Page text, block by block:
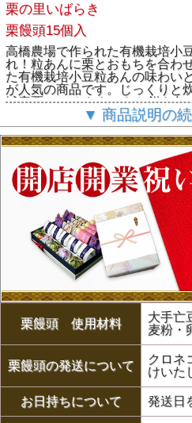
栗の里いばらき
栗饅頭15個入
高橋農場で作られた有機栽培小
れ！粒あんに栗とおもちを合わ
た有機栽培小豆粒あんの味わい
が人気の商品です。じっくりと
城産栗と やわらかなお餅を包
方には特にお勧めです。
▼ 商品説明の
栗饅頭 使用材料
大手亡
麦粉・
栗饅頭の発送について
クロネ
けいた
お日持ちについて 発送日